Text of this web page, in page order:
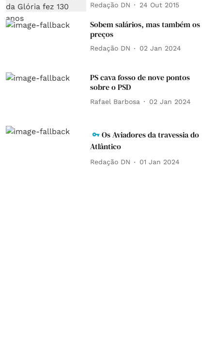
Redação DN 24 Out 2015
Sobem salários, mas também os
preços
Redação DN 02 Jan 2024
PS cava fosso de nove pontos
sobre o PSD
Rafael Barbosa 02 Jan 2024
Os Aviadores da travessia do
Atlântico
Redação DN 01 Jan 2024